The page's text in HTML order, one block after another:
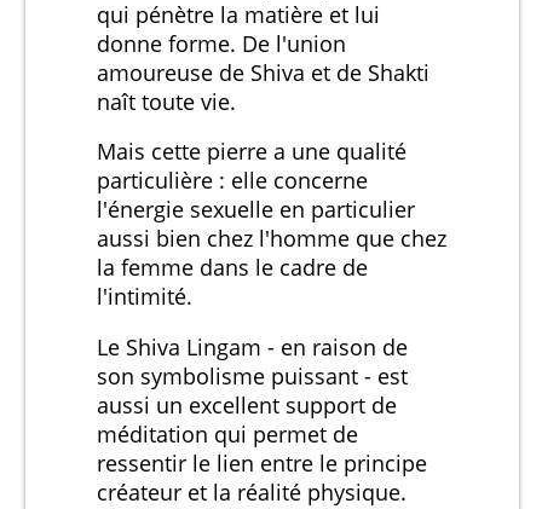
qui pénètre la matière et lui
donne forme. De l'union
amoureuse de Shiva et de Shakti
naît toute vie.
Mais cette pierre a une qualité
particulière : elle concerne
l'énergie sexuelle en particulier
aussi bien chez l'homme que chez
la femme dans le cadre de
l'intimité.
Le Shiva Lingam - en raison de
son symbolisme puissant - est
aussi un excellent support de
méditation qui permet de
ressentir le lien entre le principe
créateur et la réalité physique.